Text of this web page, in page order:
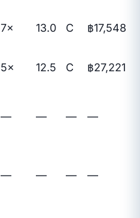
7× 13.0 C ฿17,548
5× 12.5 C ฿27,221
— — — —
— — — —